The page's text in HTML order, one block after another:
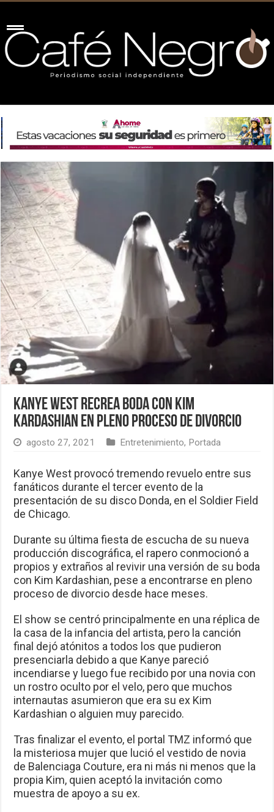
Kanye West recrea boda con Kim
Kardashian en pleno proceso de divorcio
agosto 27, 2021 Entretenimiento, Portada
Kanye West provocó tremendo revuelo entre sus
fanáticos durante el tercer evento de la
presentación de su disco Donda, en el Soldier Field
de Chicago.
Durante su última fiesta de escucha de su nueva
producción discográfica, el rapero conmocionó a
propios y extraños al revivir una versión de su boda
con Kim Kardashian, pese a encontrarse en pleno
proceso de divorcio desde hace meses.
El show se centró principalmente en una réplica de
la casa de la infancia del artista, pero la canción
final dejó atónitos a todos los que pudieron
presenciarla debido a que Kanye pareció
incendiarse y luego fue recibido por una novia con
un rostro oculto por el velo, pero que muchos
internautas asumieron que era su ex Kim
Kardashian o alguien muy parecido.
Tras finalizar el evento, el portal TMZ informó que
la misteriosa mujer que lució el vestido de novia
de Balenciaga Couture, era ni más ni menos que la
propia Kim, quien aceptó la invitación como
muestra de apoyo a su ex.